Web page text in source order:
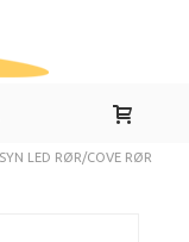
LED RØR/COVE RØR